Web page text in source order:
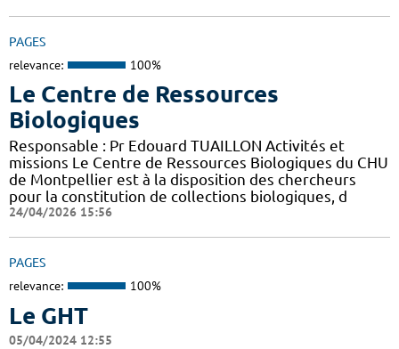
PAGES
relevance: 100%
Le Centre de Ressources
Biologiques
Responsable : Pr Edouard TUAILLON Activités et
missions Le Centre de Ressources Biologiques du CHU
de Montpellier est à la disposition des chercheurs
pour la constitution de collections biologiques, d
24/04/2026 15:56
PAGES
relevance: 100%
Le GHT
05/04/2024 12:55